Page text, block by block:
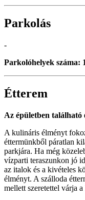
Parkolás
-
Parkolóhelyek száma:
Étterem
Az épületben található
A kulináris élményt
éttermünkből páratlan
parkjára. Ha még
vízparti teraszunkon jó
az italok és a kivételes
élményt. A szálloda
mellett szeretettel várja